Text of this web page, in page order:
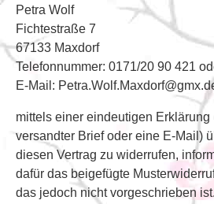
Petra Wolf
Fichtestraße 7
67133 Maxdorf
Telefonnummer: 0171/20 90 421
E-Mail:
mittels einer eindeutigen Erklärung
versandter Brief oder eine E-Mail)
diesen Vertrag zu widerrufen,
dafür das beigefügte
das jedoch nicht vorgeschrieben